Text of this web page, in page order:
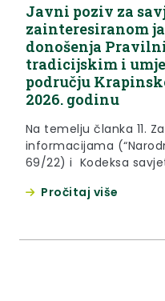
Javni poziv za
zainteresiranom
donošenja
tradicijskim i
području
2026. godinu
Na temelju članka 11.
informacijama
69/22) i Kodeksa
Krapinsko-zagorske
Pročitaj više